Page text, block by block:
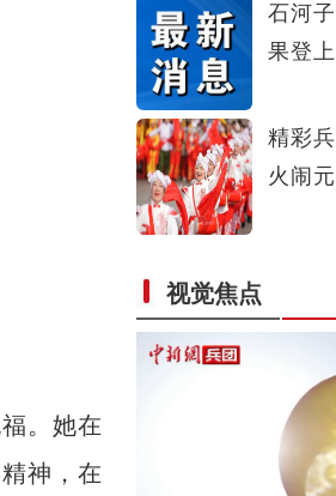
。她在
神，在
石河
果登
精彩
火闹
视觉焦点
侨乡故事 | 喀什
【与你为邻】俄罗